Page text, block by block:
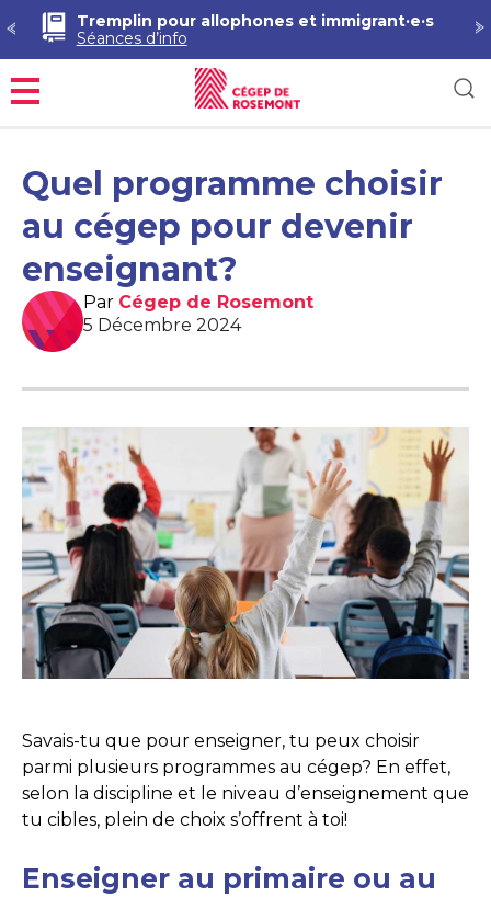
Tremplin pour allophones et immigrant·e·s
Séances d’info
Menu
Quel programme choisir
au cégep pour devenir
enseignant?
Par Cégep de Rosemont
5 Décembre 2024
Savais-tu que pour enseigner, tu peux choisir
parmi plusieurs programmes au cégep? En effet,
selon la discipline et le niveau d’enseignement que
tu cibles, plein de choix s’offrent à toi!
Enseigner au primaire ou au